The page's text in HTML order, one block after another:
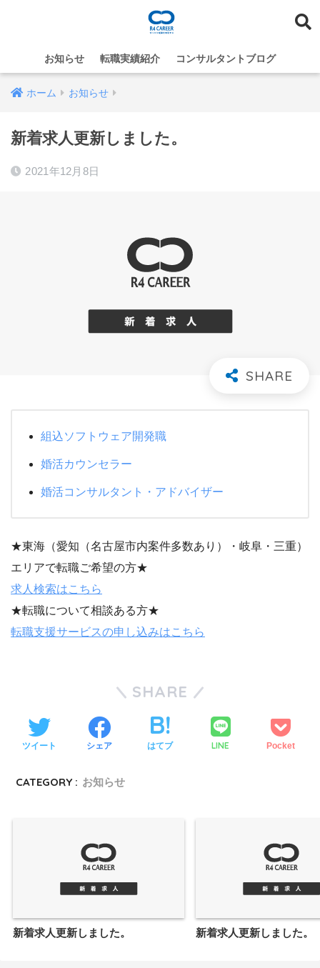
お知らせ 転職実績紹介 コンサルタントブログ
ホーム お知らせ
新着求人更新しました。
2021年12月8日
組込ソフトウェア開発職
婚活カウンセラー
婚活コンサルタント・アドバイザー
★東海（愛知（名古屋市内案件多数あり）・岐阜・三重）
エリアで転職ご希望の方★
求人検索はこちら
★転職について相談ある方★
転職支援サービスの申し込みはこちら
SHARE
ツイート シェア はてブ LINE Pocket
CATEGORY : お知らせ
新着求人更新しました。 新着求人更新しました。